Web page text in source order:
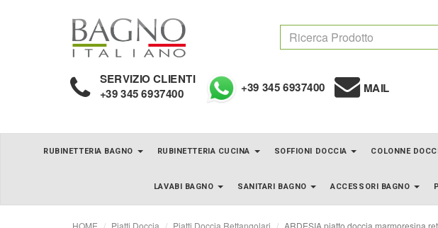
SERVIZIO CLIENTI
+39 345 6937400 +39 345 6937400 MAIL
RUBINETTERIA BAGNO RUBINETTERIA CUCINA SOFFIONI DOCCIA COLONNE
LAVABI BAGNO SANITARI BAGNO ACCESSORI BAGNO
HOME Piatti Doccia Piatti Doccia Rettangolari ARDESIA piatto doccia marmoresina